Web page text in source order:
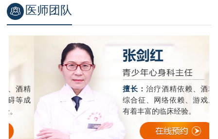
医师团队
治疗酒精依赖、酒精戒断
综合征、网络依赖、游戏成瘾等
有着丰富的临床经验。